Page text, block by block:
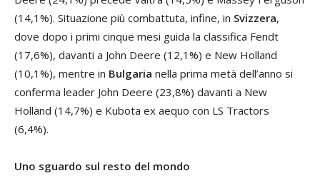
(14,1%). Situazione più combattuta, infine, in Svizzera,
dove dopo i primi cinque mesi guida la classifica Fendt
(17,6%), davanti a John Deere (12,1%) e New Holland
(10,1%), mentre in Bulgaria nella prima metà dell’anno si
conferma leader John Deere (23,8%) davanti a New
Holland (14,7%) e Kubota ex aequo con LS Tractors
(6,4%).
Uno sguardo sul resto del mondo